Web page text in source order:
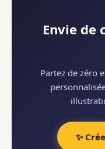
Envie de
Partez de zéro
✨